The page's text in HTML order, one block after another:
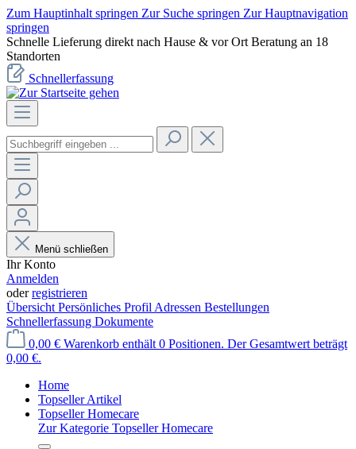
Zum Hauptinhalt springen Zur Suche springen Zur Hauptnavigation
springen
Schnelle Lieferung direkt nach Hause & vor Ort Beratung an 18
Standorten
Schnellerfassung
Menü schließen
Ihr Konto
Anmelden
oderregistrieren
Übersicht Persönliches Profil Adressen Bestellungen
Schnellerfassung Dokumente
0,00 € Warenkorb enthält 0 Positionen. Der Gesamtwert beträgt
0,00 €.
Home
Topseller Artikel
Topseller Homecare
Zur Kategorie Topseller Homecare